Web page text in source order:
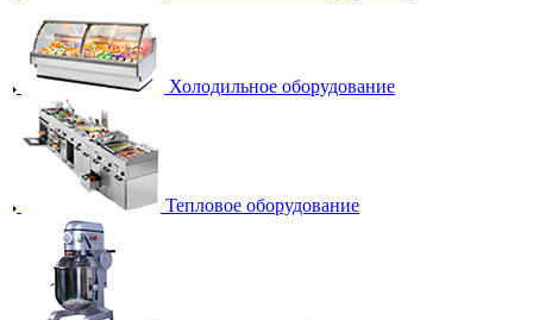
Холодильное оборудование
Тепловое оборудование